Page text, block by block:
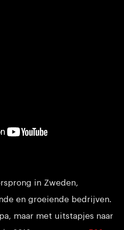
in Zweden,
en groeiende bedrijven.
maar met uitstapjes naar